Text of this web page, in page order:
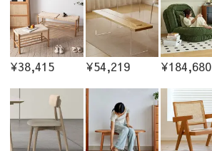
¥38,415 ¥54,219 ¥184,680